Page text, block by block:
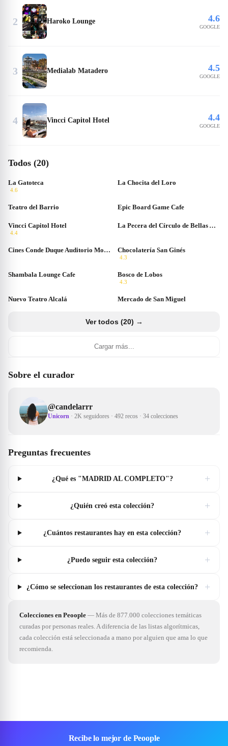
2 Haroko Lounge 4.6
GOOGLE
3 Medialab Matadero 4.5
GOOGLE
4 Vincci Capitol Hotel 4.4
GOOGLE
Todos (20)
La Gatoteca
4.6
La Chocita del Loro
Teatro del Barrio Epic Board Game Cafe
Vincci Capitol Hotel
4.4
La Pecera del Círculo de Bellas Artes
Cines Conde Duque Auditorio Morasol Chocolatería San Ginés
4.3
Shambala Lounge Cafe Bosco de Lobos
4.3
Nuevo Teatro Alcalá Mercado de San Miguel
Ver todos (20) →
Cargar más...
Sobre el curador
@candelarrr
Unicorn · 2K seguidores · 492 recos · 34 colecciones
Preguntas frecuentes
¿Qué es "MADRID AL COMPLETO"? +
¿Quién creó esta colección? +
¿Cuántos restaurantes hay en esta colección? +
¿Puedo seguir esta colección? +
¿Cómo se seleccionan los restaurantes de esta colección? +
Colecciones en Peoople — Más de 877.000 colecciones temáticas
curadas por personas reales. A diferencia de las listas algorítmicas,
cada colección está seleccionada a mano por alguien que ama lo que
recomienda.
Recibe lo mejor de Peoople